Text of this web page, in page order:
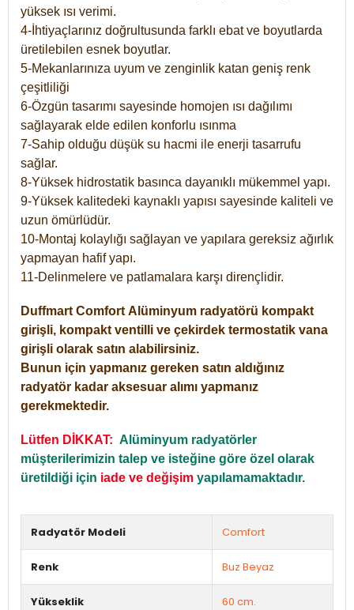
yüksek ısı verimi.
4-İhtiyaçlarınız doğrultusunda farklı ebat ve boyutlarda
üretilebilen esnek boyutlar.
5-Mekanlarınıza uyum ve zenginlik katan geniş renk
çeşitliliği
6-Özgün tasarımı sayesinde homojen ısı dağılımı
sağlayarak elde edilen konforlu ısınma
7-Sahip olduğu düşük su hacmi ile enerji tasarrufu
sağlar.
8-Yüksek hidrostatik basınca dayanıklı mükemmel yapı.
9-Yüksek kalitedeki kaynaklı yapısı sayesinde kaliteli ve
uzun ömürlüdür.
10-Montaj kolaylığı sağlayan ve yapılara gereksiz ağırlık
yapmayan hafif yapı.
11-Delinmelere ve patlamalara karşı dirençlidir.
Duffmart Comfort Alüminyum radyatörü kompakt
girişli, kompakt ventilli ve çekirdek termostatik vana
girişli olarak satın alabilirsiniz.
Bunun için yapmanız gereken satın aldığınız
radyatör kadar aksesuar alımı yapmanız
gerekmektedir.
Lütfen DİKKAT: Alüminyum radyatörler
müşterilerimizin talep ve isteğine göre özel olarak
üretildiği için iade ve değişim yapılamamaktadır.
Radyatör Modeli Comfort
Renk Buz Beyaz
Yükseklik 60 cm.